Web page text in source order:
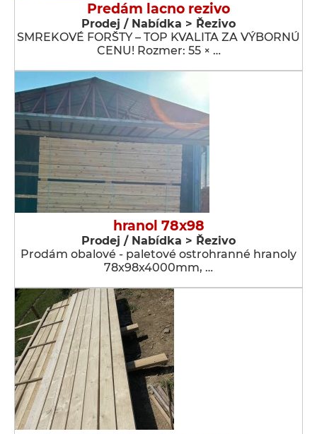
Predám lacno rezivo
Prodej / Nabídka > Řezivo
SMREKOVÉ FORŠTY – TOP KVALITA ZA VÝBORNÚ
CENU! Rozmer: 55 × …
hranol 78x98
Prodej / Nabídka > Řezivo
Prodám obalové - paletové ostrohranné hranoly
78x98x4000mm, …